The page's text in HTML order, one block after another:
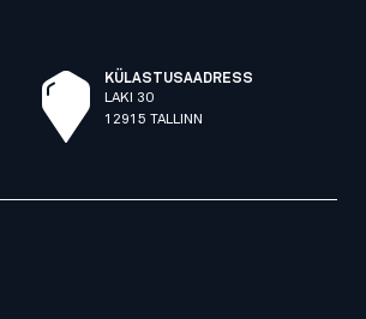
KÜLASTUSAADRESS
LAKI 30
12915 TALLINN